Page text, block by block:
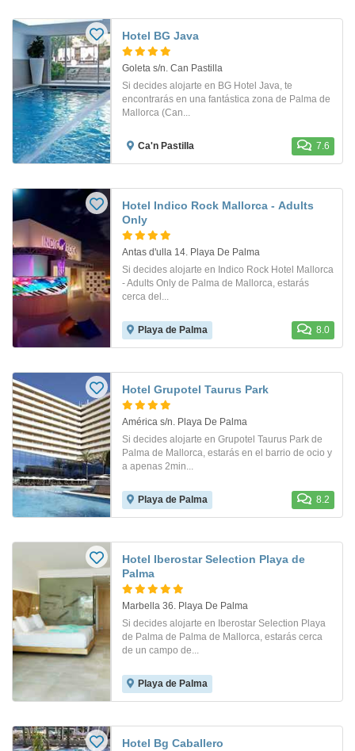
Hotel BG Java
Goleta s/n. Can Pastilla
Si decides alojarte en BG Hotel Java, te
encontrarás en una fantástica zona de Palma de
Mallorca (Can...
Ca'n Pastilla 7.6
Hotel Indico Rock Mallorca - Adults
Only
Antas d'ulla 14. Playa De Palma
Si decides alojarte en Indico Rock Hotel Mallorca
- Adults Only de Palma de Mallorca, estarás
cerca del...
Playa de Palma 8.0
Hotel Grupotel Taurus Park
América s/n. Playa De Palma
Si decides alojarte en Grupotel Taurus Park de
Palma de Mallorca, estarás en el barrio de ocio y
a apenas 2min...
Playa de Palma 8.2
Hotel Iberostar Selection Playa de
Palma
Marbella 36. Playa De Palma
Si decides alojarte en Iberostar Selection Playa
de Palma de Palma de Mallorca, estarás cerca
de un campo de...
Playa de Palma
Hotel Bg Caballero